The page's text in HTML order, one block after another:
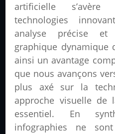
artificielle s’avère
technologies
analyse précise et
graphique dynamique
ainsi un avantage
que nous avançons
plus axé sur la
approche visuelle de
essentiel. En
infographies ne